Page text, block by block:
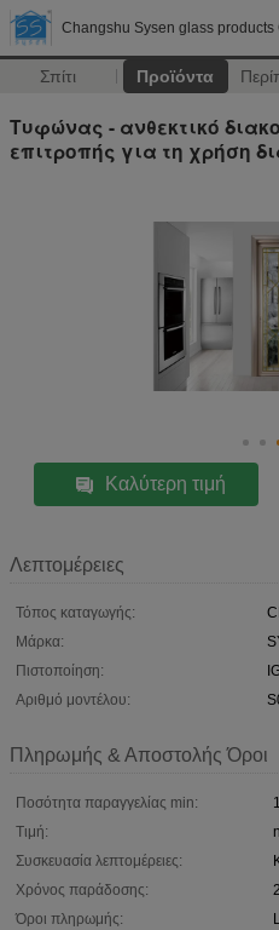
Changshu Sysen glass products
Σπίτι Προϊόντα
Τυφώνας - ανθεκτικό
επιτροπής για τη χρήση
Καλύτερη τιμή
Λεπτομέρειες
Τόπος καταγωγής:
Μάρκα:
Πιστοποίηση:
Αριθμό μοντέλου:
Πληρωμής & Αποστολής Όροι
Ποσότητα παραγγελίας min:
Τιμή:
Συσκευασία λεπτομέρειες:
Χρόνος παράδοσης:
Όροι πληρωμής: